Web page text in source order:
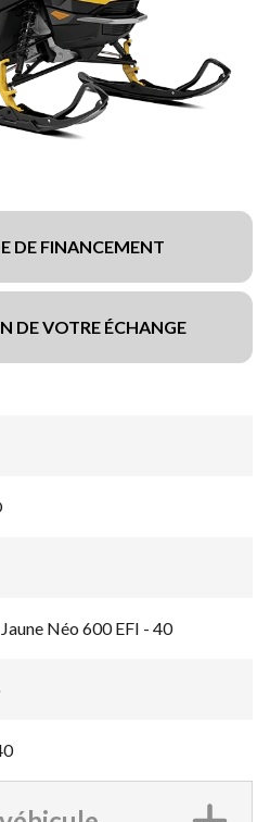
DE FINANCEMENT
DE VOTRE ÉCHANGE
Néo 600 EFI - 40